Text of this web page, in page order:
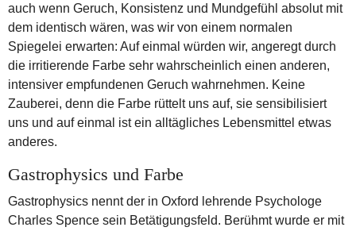
auch wenn Geruch, Konsistenz und Mundgefühl absolut mit
dem identisch wären, was wir von einem normalen
Spiegelei erwarten: Auf einmal würden wir, angeregt durch
die irritierende Farbe sehr wahrscheinlich einen anderen,
intensiver empfundenen Geruch wahrnehmen. Keine
Zauberei, denn die Farbe rüttelt uns auf, sie sensibilisiert
uns und auf einmal ist ein alltägliches Lebensmittel etwas
anderes.
Gastrophysics und Farbe
Gastrophysics nennt der in Oxford lehrende Psychologe
Charles Spence sein Betätigungsfeld. Berühmt wurde er mit